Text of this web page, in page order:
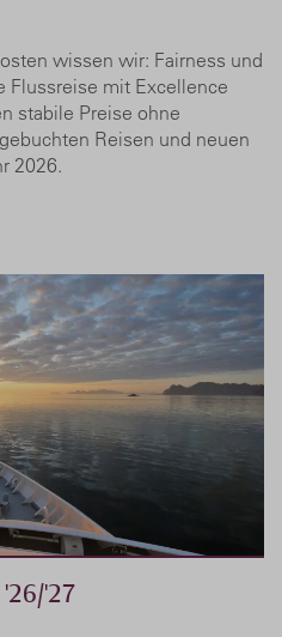
wissen wir: Fairness und
Flussreise mit Excellence
stabile Preise ohne
Reisen und neuen
2026.
'27